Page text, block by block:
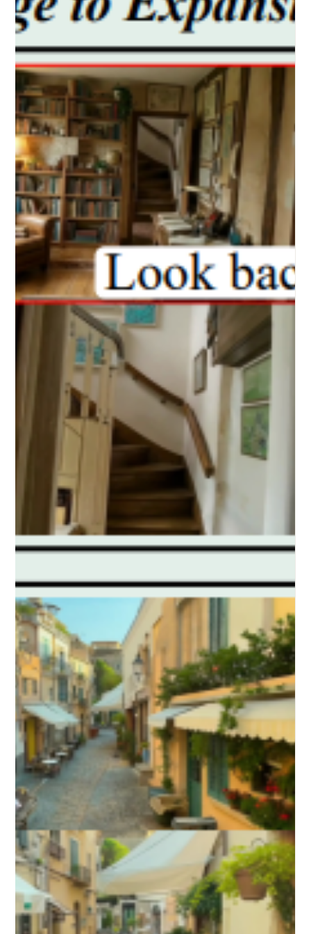
ufficialmente entrati in una nuova era. Se il 2023 è stato l'anno
dello stupore per i chatbot e il 2024 quello delle prime
sperimentazioni aziendali, il 2026 si configura come l'anno della
"più grande costruzione infrastrutturale della storia umana".
L'Intelligenza Artificiale non è più solo un software, ma una
"utility" fondamentale paragonabile alla rete elettrica. Per
comprendere questa metamorfosi, il framework di